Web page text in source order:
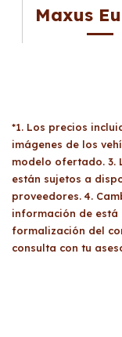
Maxus
*1. Los precios
imágenes de los
modelo ofertado. 3.
están sujetos a
proveedores. 4.
información de está
formalización del
consulta con tu